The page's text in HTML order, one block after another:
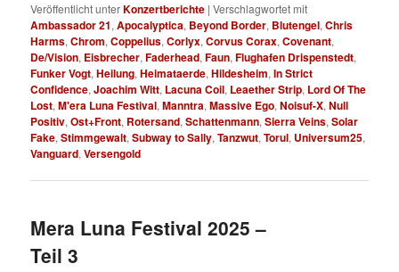
Veröffentlicht unterKonzertberichte |Verschlagwortet mit
Ambassador 21,Apocalyptica, Beyond Border, Blutengel,Chris
Harms,Chrom,Coppelius,Corlyx,Corvus Corax,Covenant,
De/Vision, Eisbrecher,Faderhead,Faun,Flughafen Drispenstedt,
Funker Vogt,Heilung,Heimataerde,Hildesheim,In Strict
Confidence,Joachim Witt, Lacuna Coil, Leaether Strip, Lord Of The
Lost,M'era Luna Festival,Manntra,Massive Ego,Noisuf-X,Null
Positiv,Ost+Front, Rotersand,Schattenmann,Sierra Veins,Solar
Fake,Stimmgewalt,Subway to Sally,Tanzwut,Torul, Universum25,
Vanguard,Versengold
Mera Luna Festival 2025 –
Teil 3